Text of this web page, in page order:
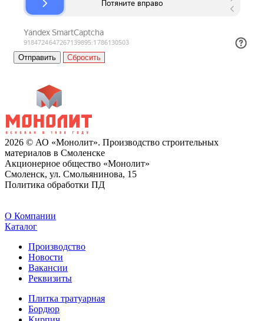
Сбросить
2026 © АО «Монолит». Производство строительных
материалов в Смоленске
Акционерное общество «Монолит»
Смоленск, ул. Смольянинова, 15
Политика обработки ПД
O Компании
Каталог
Производство
Новости
Вакансии
Реквизиты
Плитка тратуарная
Бордюр